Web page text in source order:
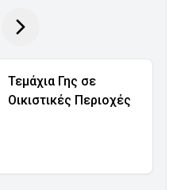
Τεμάχια Γης σε
Οικιστικές Περιοχές